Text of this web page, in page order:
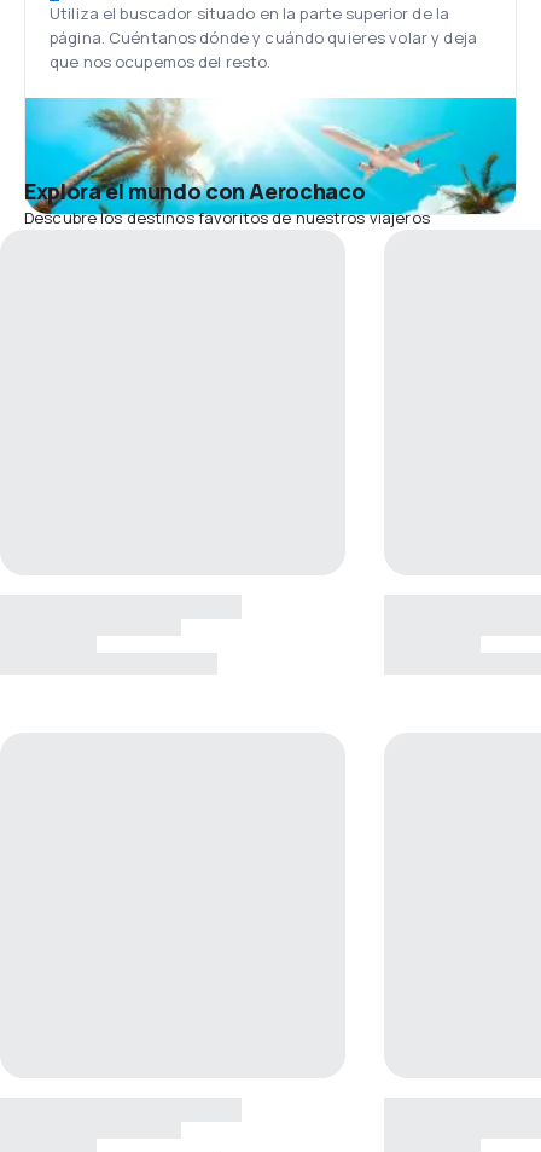
Utiliza el buscador situado en la parte superior de la
página. Cuéntanos dónde y cuándo quieres volar y deja
que nos ocupemos del resto.
Explora el mundo con Aerochaco
Descubre los destinos favoritos de nuestros viajeros